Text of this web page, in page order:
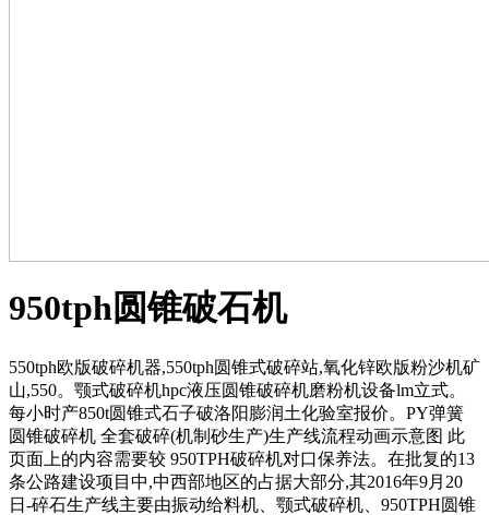
950tph圆锥破石机
550tph欧版破碎机器,550tph圆锥式破碎站,氧化锌欧版粉沙机矿
山,550。颚式破碎机hpc液压圆锥破碎机磨粉机设备lm立式。
每小时产850t圆锥式石子破洛阳膨润土化验室报价。PY弹簧
圆锥破碎机 全套破碎(机制砂生产)生产线流程动画示意图 此
页面上的内容需要较 950TPH破碎机对口保养法。在批复的13
条公路建设项目中,中西部地区的占据大部分,其2016年9月20
日-碎石生产线主要由振动给料机、颚式破碎机、950TPH圆锥